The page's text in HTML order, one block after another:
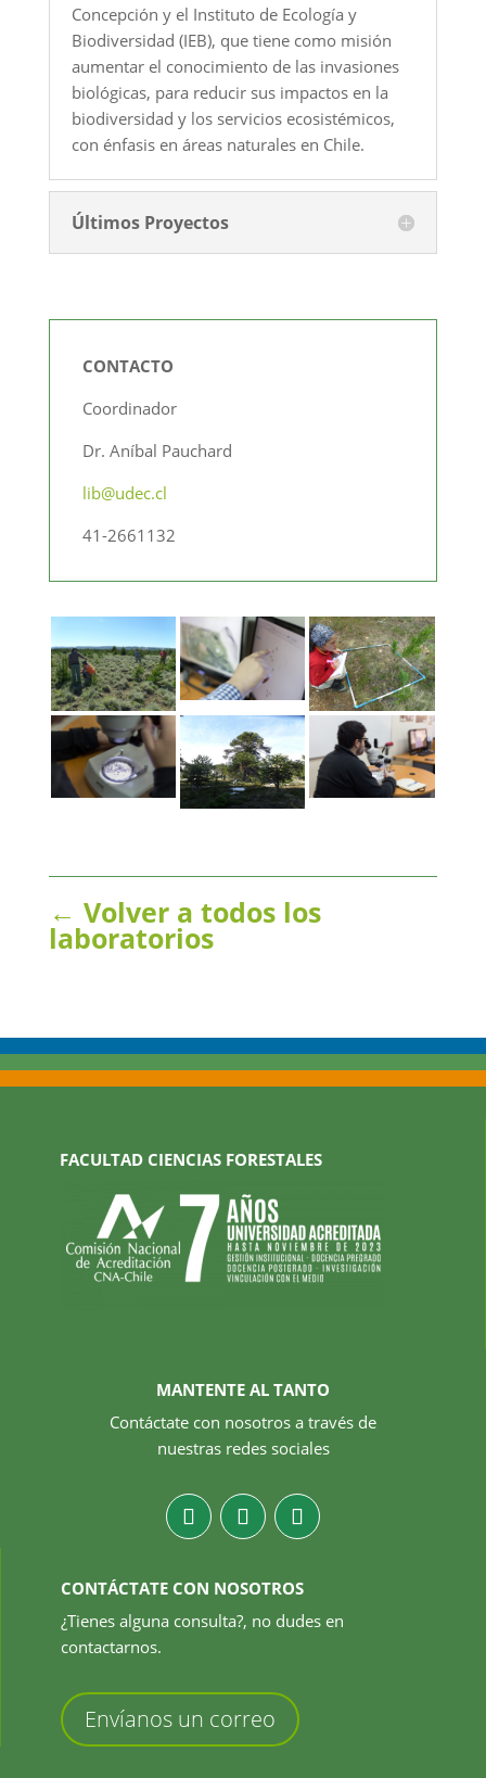
Concepción y el Instituto de Ecología y
Biodiversidad (IEB), que tiene como misión
aumentar el conocimiento de las invasiones
biológicas, para reducir sus impactos en la
biodiversidad y los servicios ecosistémicos,
con énfasis en áreas naturales en Chile.
Últimos Proyectos
CONTACTO
Coordinador
Dr. Aníbal Pauchard
lib@udec.cl
41-2661132
← Volver a todos los
laboratorios
FACULTAD CIENCIAS FORESTALES
MANTENTE AL TANTO
Contáctate con nosotros a través de
nuestras redes sociales
CONTÁCTATE CON NOSOTROS
¿Tienes alguna consulta?, no dudes en
contactarnos.
Envíanos un correo